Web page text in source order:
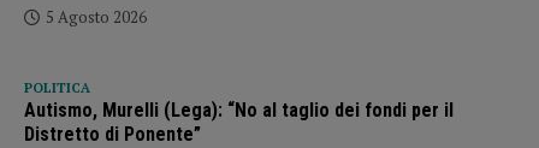
5 Agosto 2026
POLITICA
Autismo, Murelli (Lega): “No al taglio dei fondi per il
Distretto di Ponente”